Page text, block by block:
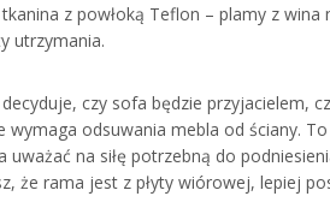
z powłoką Teflon – plamy z
utrzymania.
czy sofa będzie przyjacielem,
odsuwania mebla od ściany.
na siłę potrzebną do
że rama jest z płyty wiórowej, lepiej